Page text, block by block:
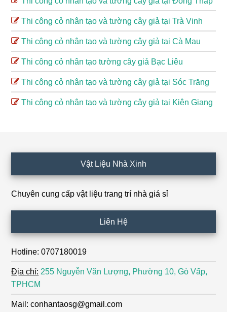
Thi công cỏ nhân tạo và tường cây giả tại Trà Vinh
Thi công cỏ nhân tạo và tường cây giả tại Cà Mau
Thi công cỏ nhân tạo tường cây giả Bạc Liêu
Thi công cỏ nhân tạo và tường cây giả tại Sóc Trăng
Thi công cỏ nhân tạo và tường cây giả tại Kiên Giang
Vật Liệu Nhà Xinh
Chuyên cung cấp vật liệu trang trí nhà giá sỉ
Liên Hệ
Hotline: 0707180019
Địa chỉ: 255 Nguyễn Văn Lượng, Phường 10, Gò Vấp,
TPHCM
Mail: conhantaosg@gmail.com